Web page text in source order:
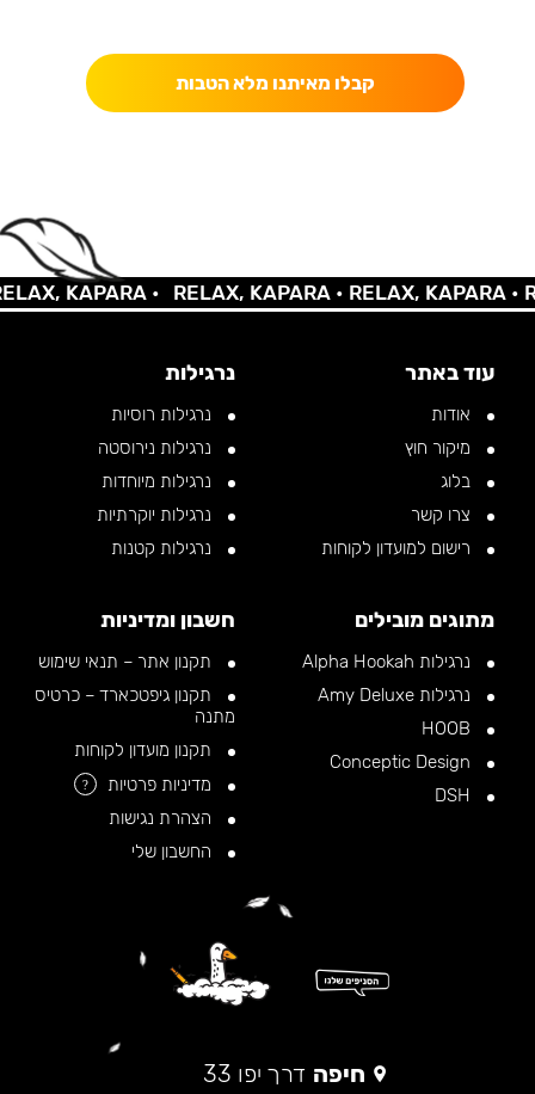
קבלו מאיתנו מלא הטבות
KAPARA • RELAX, KAPARA •RELAX, KAPARA •
עוד באתר
אודות
מיקור חוץ
בלוג
צרו קשר
רישום למועדון לקוחות
נרגילות
נרגילות רוסיות
נרגילות נירוסטה
נרגילות מיוחדות
נרגילות יוקרתיות
נרגילות קטנות
מתוגים מובילים
נרגילות Alpha Hookah
נרגילות Amy Deluxe
חשבון ומדיניות
תקנון אתר – תנאי שימוש
תקנון גיפטכארד – כרטיס
מתנה
תקנון מועדון לקוחות
מדיניות פרטיות
?
הצהרת נגישות
החשבון שלי
חיפה דרך יפו 33